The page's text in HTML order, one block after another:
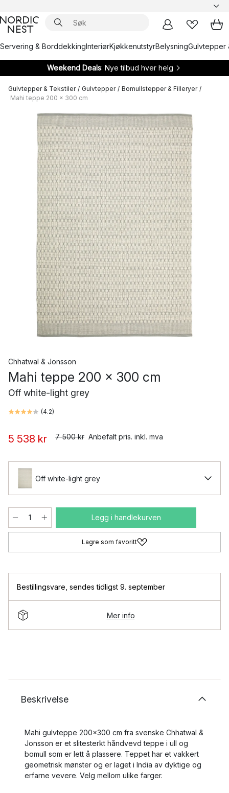
Servering & BorddekkingInteriørKjøkkenutstyrBelysningGulvtepper
Weekend Deals: Nye tilbud hver helg
Gulvtepper & Tekstiler / Gulvtepper / Bomullstepper & Filleryer /
Mahi teppe 200 x 300 cm
Chhatwal & Jonsson
Mahi teppe 200 x 300 cm
Off white-light grey
(4.2)
5 538 kr 7 500 kr Anbefalt pris. inkl. mva
Off white-light grey
Legg i handlekurven
Lagre som favoritt
Bestillingsvare sendes tidligst 9. september
Mer info
Beskrivelse
Mahi gulvteppe 200x300 cm fra svenske Chhatwal &
Jonsson er et slitesterkt håndvevd teppe i ull og
bomull som er lett å plassere. Teppet har et vakkert
geometrisk mønster og er laget i India av dyktige og
erfarne vevere. Velg mellom ulike farger.